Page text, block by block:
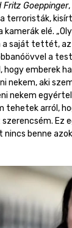
Fritz Goeppinger
terroristák,
kamerák elé.
saját tettét,
a
hogy emberek
nekem, aki
nekem
tehetek arról,
Ez
benne